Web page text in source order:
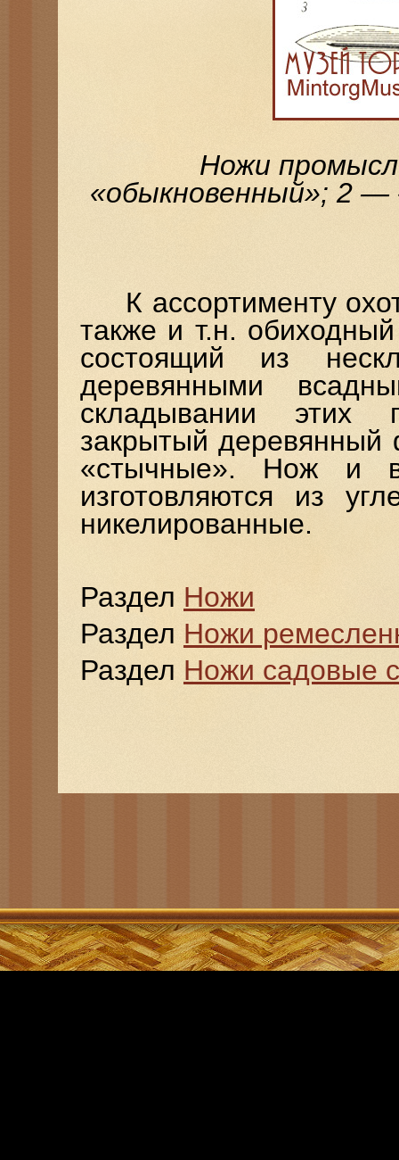
Ножи
«обыкновенный»; 2
К ассортименту
также и т.н.
состоящий из
деревянными
складывании этих
закрытый деревянный
«стычные». Нож и
изготовляются из
никелированные.
Раздел Ножи
Раздел Ножи
Раздел Ножи садовые